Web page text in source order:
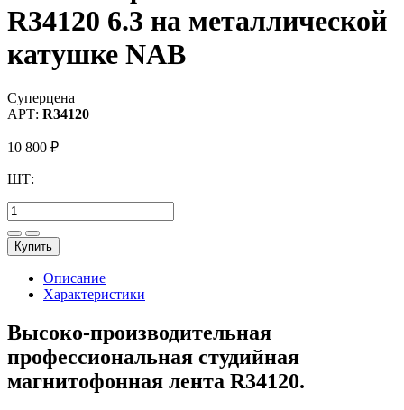
R34120 6.3 на металлической
катушке NAB
Суперцена
АРТ: R34120
10 800 ₽
ШТ:
Купить
Описание
Характеристики
Высоко-производительная
профессиональная студийная
магнитофонная лента R34120.